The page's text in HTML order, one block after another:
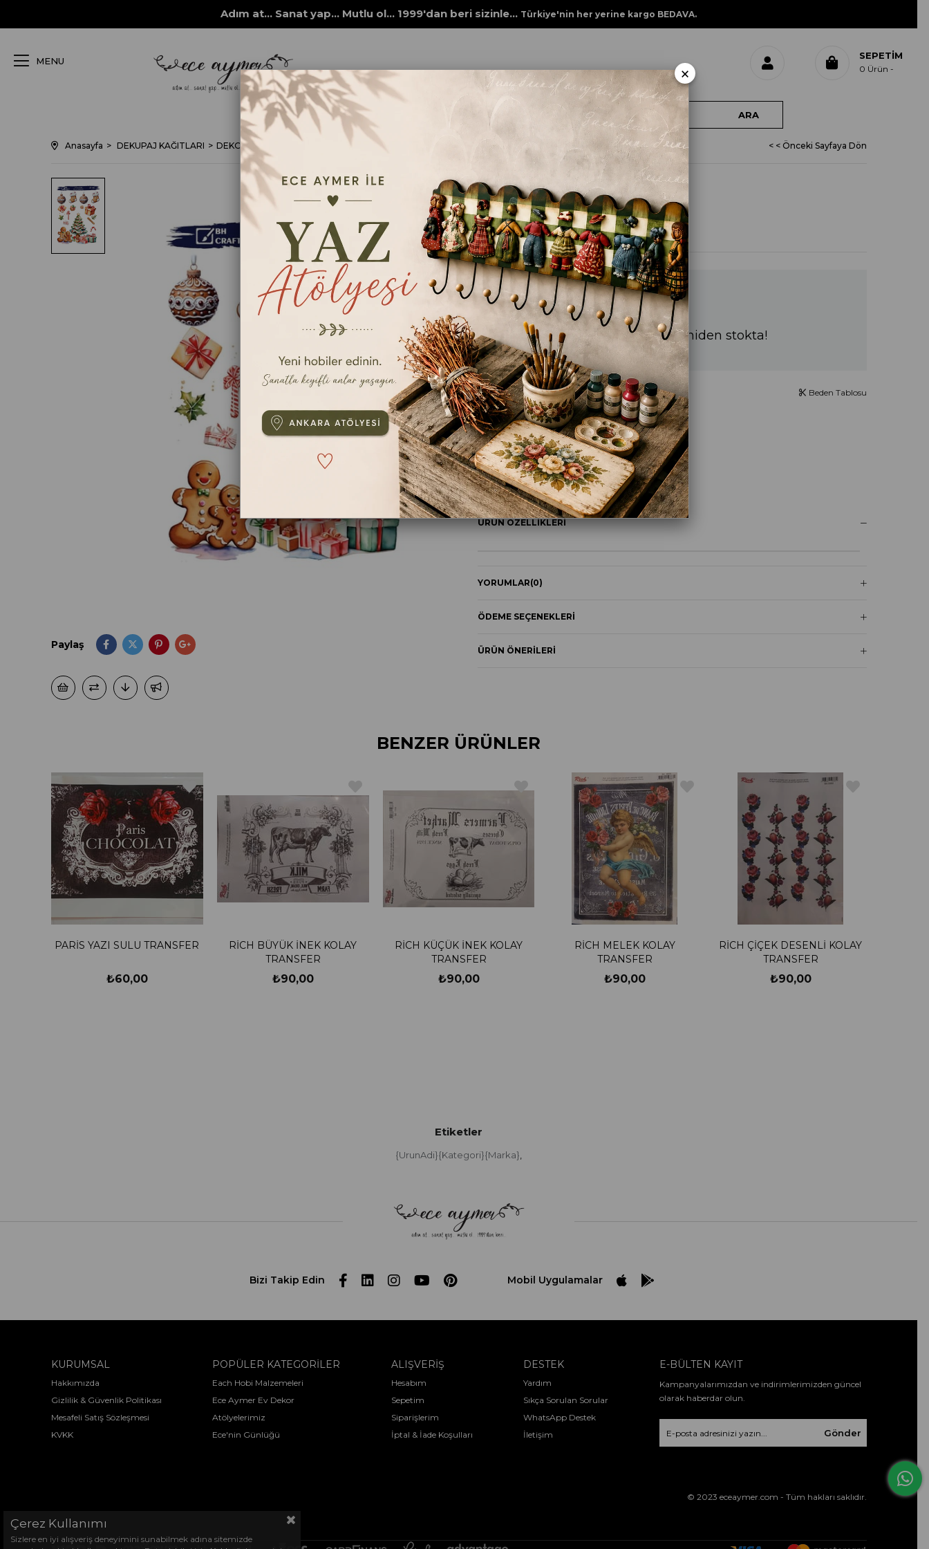
Adım at... Sanat yap... Mutlu ol... 1999'dan beri sizinle... Türkiye'nin her yerine kargo BEDAVA.
MENU SEPETIM
0 Ürün
Anasayfa DEKUPAJ KAĞITLARI DEKORATİF SERVİS PEÇETELERİ KOLAY VE SULU TRANSFERLER ST140 SULU TRANSFER < < Önceki Sayfaya Dön
Paylaş
ST140 SULU TRANSFER
₺56,00
En kısa sürede yeniden stokta!
ebat
25X30CM
Beden Tablosu
TAVSIYE ET YORUM YAZ
ÜRÜN ÖZELLIKLERI
YORUMLAR(0)
ÖDEME SEÇENEKLERI
ÜRÜN ÖNERILERI
BENZER ÜRÜNLER
PARİS YAZI SULU TRANSFER
₺60,00
RİCH BÜYÜK İNEK KOLAY
TRANSFER
₺90,00
RİCH KÜÇÜK İNEK KOLAY
TRANSFER
₺90,00
RİCH MELEK KOLAY
TRANSFER
₺90,00
RİCH ÇİÇEK DESENLİ KOLAY
TRANSFER
₺90,00
Etiketler
{UrunAdi}{Kategori}{Marka},
Bizi Takip Edin Mobil Uygulamalar
KURUMSAL
Hakkımızda
Gizlilik & Güvenlik Politikası
Mesafeli Satış Sözleşmesi
KVKK
POPÜLER KATEGORİLER
Each Hobi Malzemeleri
Ece Aymer Ev Dekor
Atölyelerimiz
Ece'nin Günlüğü
ALIŞVERİŞ
Hesabım
Sepetim
Siparişlerim
İptal & İade Koşulları
DESTEK
Yardım
Sıkça Sorulan Sorular
WhatsApp Destek
İletişim
E-BÜLTEN KAYIT
Kampanyalarımızdan ve indirimlerimizden güncel
olarak haberdar olun.
Gönder
© 2023 eceaymer.com - Tüm hakları saklıdır.
Çerez Kullanımı
Sizlere en iyi alışveriş deneyimini sunabilmek adına sitemizde
×